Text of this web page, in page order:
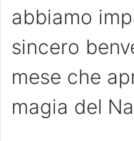
abbiamo
sincero
mese che
magia del